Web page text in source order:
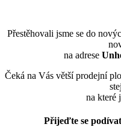
Přestěhovali jsme se do
na adrese
Čeká na Vás větší prodejní
na které
Přijeďte se